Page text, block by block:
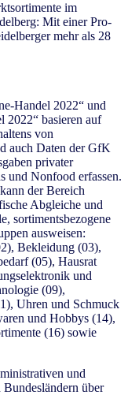
im
Mit einer Pro-
mehr als 28
Handel 2022“ und
2022“ basieren auf
von
auch Daten der GfK
privater
und Nonfood erfassen.
der Bereich
Abgleiche und
sortimentsbezogene
ausweisen:
Bekleidung (03),
(05), Hausrat
und
(09),
Uhren und Schmuck
und Hobbys (14),
(16) sowie
und
über